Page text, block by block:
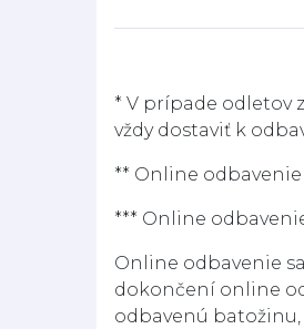
* V prípade odletov
vždy dostaviť k
** Online
*** Online
Online odbavenie
dokončení online
odbavenú